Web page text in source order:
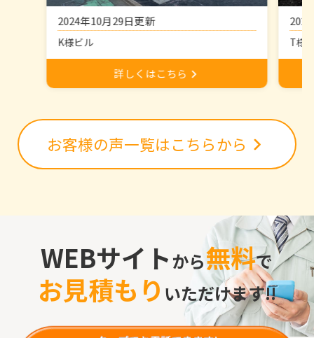
2024年10月29日更新
K様ビル
詳しくはこちら
T様
お客様の声一覧はこちらから
WEBサイト から無料で
お見積もり いただけます!!